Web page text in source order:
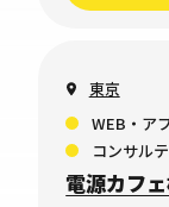
東京
WEB・ア
コンサル
電源カフ